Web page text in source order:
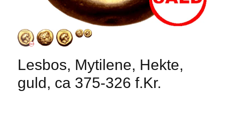
Lesbos, Mytilene, Hekte,
guld, ca 375-326 f.Kr.